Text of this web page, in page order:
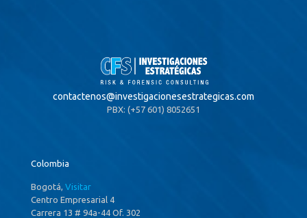
contactenos@investigacionesestrategicas.com
PBX: (+57 601) 8052651
Colombia
Bogotá, Visitar
Centro Empresarial 4
Carrera 13 # 94a-44 Of. 302